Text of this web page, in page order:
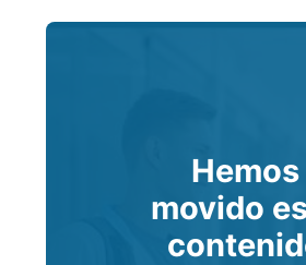
Hemos
movido